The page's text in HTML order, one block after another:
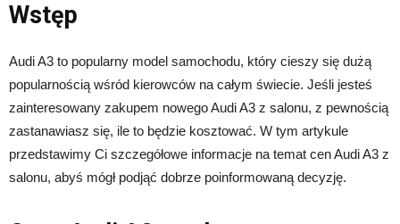
Wstęp
Audi A3 to popularny model samochodu, który cieszy się dużą
popularnością wśród kierowców na całym świecie. Jeśli jesteś
zainteresowany zakupem nowego Audi A3 z salonu, z pewnością
zastanawiasz się, ile to będzie kosztować. W tym artykule
przedstawimy Ci szczegółowe informacje na temat cen Audi A3 z
salonu, abyś mógł podjąć dobrze poinformowaną decyzję.